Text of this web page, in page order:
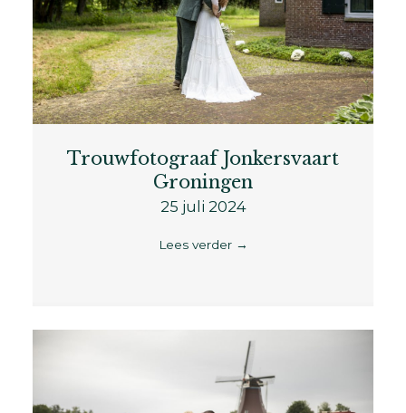
Trouwfotograaf Jonkersvaart
Groningen
25 juli 2024
Lees verder →